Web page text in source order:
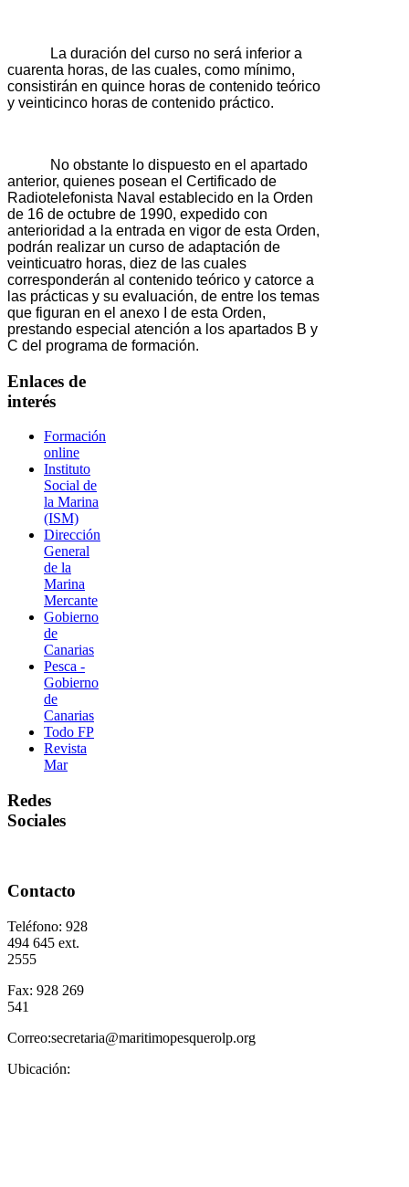
La duración del curso no será inferior a
cuarenta horas, de las cuales, como mínimo,
consistirán en quince horas de contenido teórico
y veinticinco horas de contenido práctico.
No obstante lo dispuesto en el apartado
anterior, quienes posean el Certificado de
Radiotelefonista Naval establecido en la Orden
de 16 de octubre de 1990, expedido con
anterioridad a la entrada en vigor de esta Orden,
podrán realizar un curso de adaptación de
veinticuatro horas, diez de las cuales
corresponderán al contenido teórico y catorce a
las prácticas y su evaluación, de entre los temas
que figuran en el anexo I de esta Orden,
prestando especial atención a los apartados B y
C del programa de formación.
Enlaces de
interés
Formación
online
Instituto
Social de
la Marina
(ISM)
Dirección
General
de la
Marina
Mercante
Gobierno
de
Canarias
Pesca -
Gobierno
de
Canarias
Todo FP
Revista
Mar
Redes
Sociales
Contacto
Teléfono: 928
494 645 ext.
2555
Fax: 928 269
541
Correo:secretaria@maritimopesquerolp.org
Ubicación: